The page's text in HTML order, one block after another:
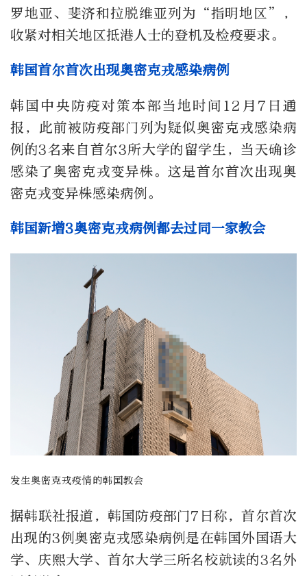
罗地亚、斐济和拉脱维亚列为“指明地区”，
收紧对相关地区抵港人士的登机及检疫要求。
韩国首尔首次出现奥密克戎感染病例
韩国中央防疫对策本部当地时间12月7日通
报，此前被防疫部门列为疑似奥密克戎感染病
例的3名来自首尔3所大学的留学生，当天确诊
感染了奥密克戎变异株。这是首尔首次出现奥
密克戎变异株感染病例。
韩国新增3奥密克戎病例都去过同一家教会
发生奥密克戎疫情的韩国教会
据韩联社报道，韩国防疫部门7日称，首尔首次
出现的3例奥密克戎感染病例是在韩国外国语大
学、庆熙大学、首尔大学三所名校就读的3名外